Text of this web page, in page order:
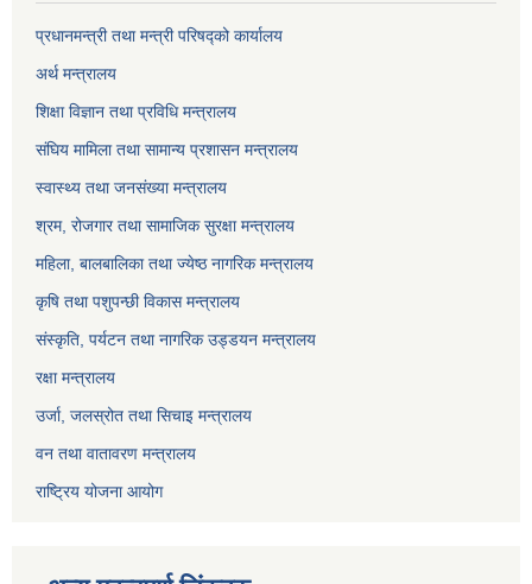
प्रधानमन्त्री तथा मन्त्री परिषद्को कार्यालय
अर्थ मन्त्रालय
शिक्षा विज्ञान तथा प्रविधि मन्त्रालय
संघिय मामिला तथा सामान्य प्रशासन मन्त्रालय
स्वास्थ्य तथा जनसंख्या मन्त्रालय
श्रम, रोजगार तथा सामाजिक सुरक्षा मन्त्रालय
महिला, बालबालिका तथा ज्येष्ठ नागरिक मन्त्रालय
कृषि तथा पशुपन्छी विकास मन्त्रालय
संस्कृति, पर्यटन तथा नागरिक उड्डयन मन्त्रालय
रक्षा मन्त्रालय
उर्जा, जलस्रोत तथा सिचाइ मन्त्रालय
वन तथा वातावरण मन्त्रालय
राष्ट्रिय योजना आयोग